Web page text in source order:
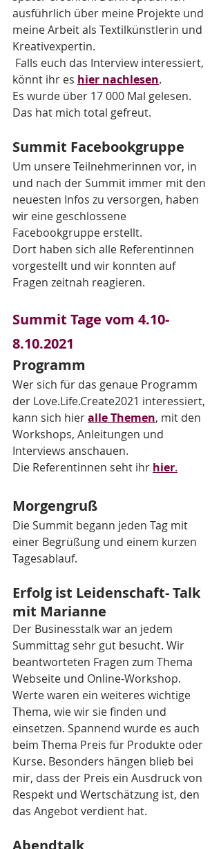
ausführlich über meine Projekte und
meine Arbeit als Textilkünstlerin und
Kreativexpertin.
könnt ihr es hier nachlesen.
Es wurde über 17 000 Mal gelesen.
Das hat mich total gefreut.
Summit Facebookgruppe
Um unsere Teilnehmerinnen vor, in
und nach der Summit immer mit den
neuesten Infos zu versorgen, haben
wir eine geschlossene
Facebookgruppe erstellt.
Dort haben sich alle Referentinnen
vorgestellt und wir konnten auf
Fragen zeitnah reagieren.
Summit Tage vom 4.10-
8.10.2021
Programm
Wer sich für das genaue Programm
der Love.Life.Create2021 interessiert,
kann sich hier alle Themen, mit den
Workshops, Anleitungen und
Interviews anschauen.
Die Referentinnen seht ihr hier.
Morgengruß
Die Summit begann jeden Tag mit
einer Begrüßung und einem kurzen
Tagesablauf.
Erfolg ist Leidenschaft- Talk
mit Marianne
Der Businesstalk war an jedem
Summittag sehr gut besucht. Wir
beantworteten Fragen zum Thema
Webseite und Online-Workshop.
Werte waren ein weiteres wichtige
Thema, wie wir sie finden und
einsetzen. Spannend wurde es auch
beim Thema Preis für Produkte oder
Kurse. Besonders hängen blieb bei
mir, dass der Preis ein Ausdruck von
Respekt und Wertschätzung ist, den
das Angebot verdient hat.
Abendtalk